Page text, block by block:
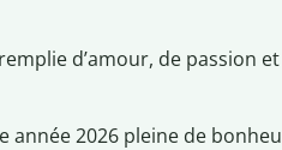
d’amour, de passion
année 2026 pleine de